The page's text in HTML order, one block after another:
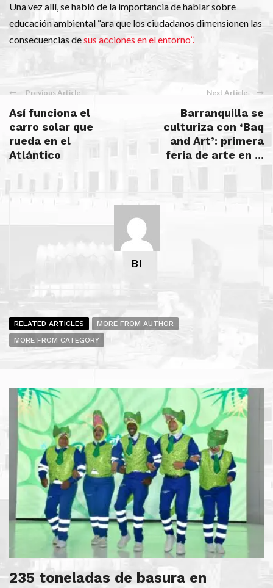
Una vez allí, se habló de la importancia de hablar sobre
educación ambiental “ara que los ciudadanos dimensionen las
consecuencias desus acciones en el entorno”.
Previous Article
Así funciona el
carro solar que
rueda en el
Atlántico
Next Article
Barranquilla se
culturiza con ‘Baq
and Art’: primera
feria de arte en ...
BI
RELATED ARTICLES
MORE FROM AUTHOR
MORE FROM CATEGORY
235 toneladas de basura en